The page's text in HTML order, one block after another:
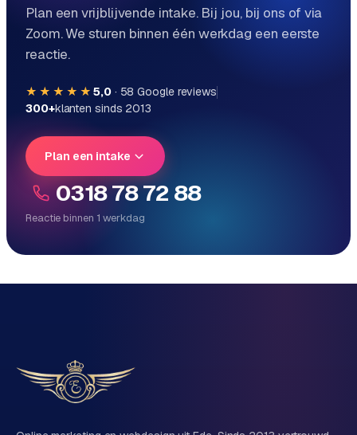
Plan een vrijblijvende intake. Bij jou, bij ons of via
Zoom. We sturen binnen één werkdag een eerste
reactie.
★★★★★ 5,0· 58 Google reviews
300+klanten sinds 2013
Plan een intake
0318 78 72 88
Reactie binnen 1 werkdag
Direct persoonlijk contact, geen ticketsysteem
Vertel ons over je project
Naam